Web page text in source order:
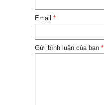
Email*
Gửi bình luận của bạn*